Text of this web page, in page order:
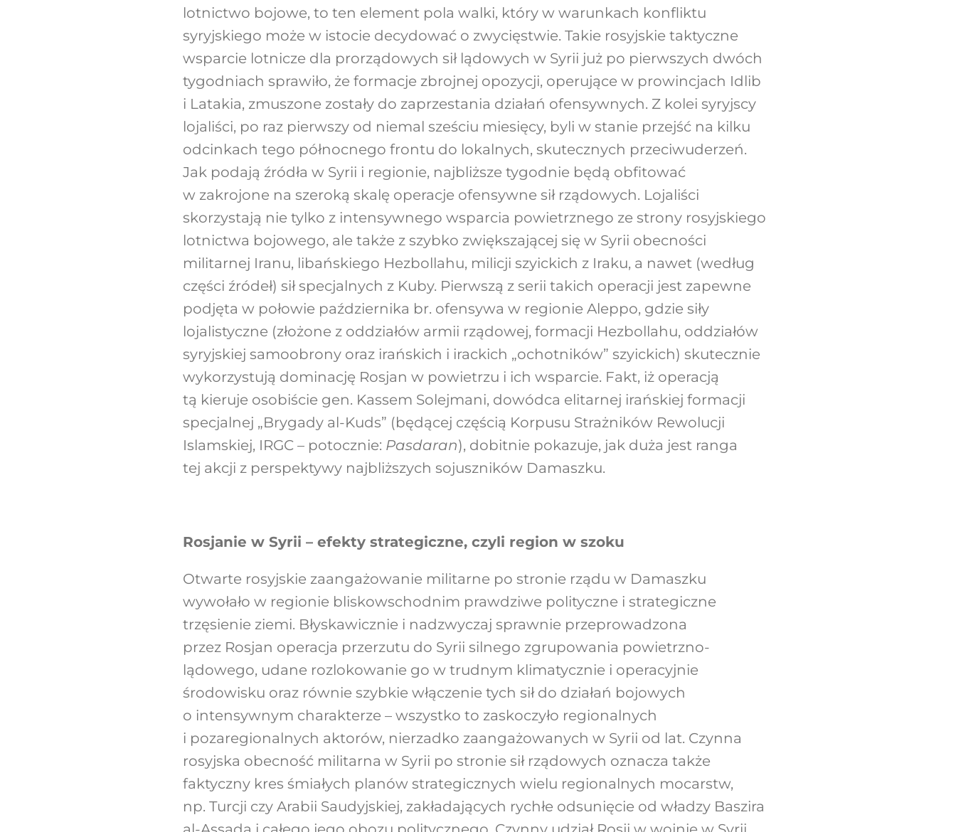
lotnictwo bojowe, to ten element pola walki, który w warunkach konfliktu
syryjskiego może w istocie decydować o zwycięstwie. Takie rosyjskie taktyczne
wsparcie lotnicze dla prorządowych sił lądowych w Syrii już po pierwszych dwóch
tygodniach sprawiło, że formacje zbrojnej opozycji, operujące w prowincjach Idlib
i Latakia, zmuszone zostały do zaprzestania działań ofensywnych. Z kolei syryjscy
lojaliści, po raz pierwszy od niemal sześciu miesięcy, byli w stanie przejść na kilku
odcinkach tego północnego frontu do lokalnych, skutecznych przeciwuderzeń.
Jak podają źródła w Syrii i regionie, najbliższe tygodnie będą obfitować
w zakrojone na szeroką skalę operacje ofensywne sił rządowych. Lojaliści
skorzystają nie tylko z intensywnego wsparcia powietrznego ze strony rosyjskiego
lotnictwa bojowego, ale także z szybko zwiększającej się w Syrii obecności
militarnej Iranu, libańskiego Hezbollahu, milicji szyickich z Iraku, a nawet (według
części źródeł) sił specjalnych z Kuby. Pierwszą z serii takich operacji jest zapewne
podjęta w połowie października br. ofensywa w regionie Aleppo, gdzie siły
lojalistyczne (złożone z oddziałów armii rządowej, formacji Hezbollahu, oddziałów
syryjskiej samoobrony oraz irańskich i irackich „ochotników” szyickich) skutecznie
wykorzystują dominację Rosjan w powietrzu i ich wsparcie. Fakt, iż operacją
tą kieruje osobiście gen. Kassem Solejmani, dowódca elitarnej irańskiej formacji
specjalnej „Brygady al-Kuds” (będącej częścią Korpusu Strażników Rewolucji
Islamskiej, IRGC – potocznie: Pasdaran), dobitnie pokazuje, jak duża jest ranga
tej akcji z perspektywy najbliższych sojuszników Damaszku.
Rosjanie w Syrii – efekty strategiczne, czyli region w szoku
Otwarte rosyjskie zaangażowanie militarne po stronie rządu w Damaszku
wywołało w regionie bliskowschodnim prawdziwe polityczne i strategiczne
trzęsienie ziemi. Błyskawicznie i nadzwyczaj sprawnie przeprowadzona
przez Rosjan operacja przerzutu do Syrii silnego zgrupowania powietrzno-
lądowego, udane rozlokowanie go w trudnym klimatycznie i operacyjnie
środowisku oraz równie szybkie włączenie tych sił do działań bojowych
o intensywnym charakterze – wszystko to zaskoczyło regionalnych
i pozaregionalnych aktorów, nierzadko zaangażowanych w Syrii od lat. Czynna
rosyjska obecność militarna w Syrii po stronie sił rządowych oznacza także
faktyczny kres śmiałych planów strategicznych wielu regionalnych mocarstw,
np. Turcji czy Arabii Saudyjskiej, zakładających rychłe odsunięcie od władzy Baszira